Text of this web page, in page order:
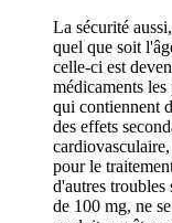
La sécurité
quel que soit
celle-ci est
médicaments
qui contiennent
des effets
pour le
d'autres troubles
de 100 mg, ne